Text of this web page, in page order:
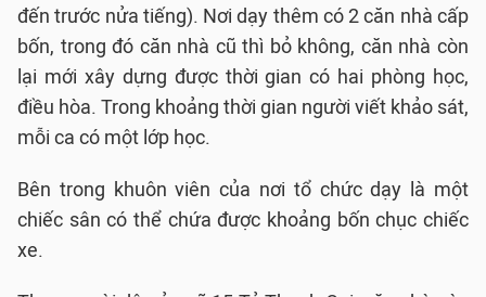
đến trước nửa tiếng). Nơi dạy thêm có 2 căn nhà cấp
bốn, trong đó căn nhà cũ thì bỏ không, căn nhà còn
lại mới xây dựng được thời gian có hai phòng học,
điều hòa. Trong khoảng thời gian người viết khảo sát,
mỗi ca có một lớp học.
Bên trong khuôn viên của nơi tổ chức dạy là một
chiếc sân có thể chứa được khoảng bốn chục chiếc
xe.